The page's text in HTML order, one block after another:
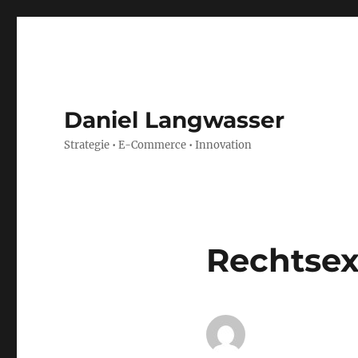
Daniel Langwasser
Strategie • E-Commerce • Innovation